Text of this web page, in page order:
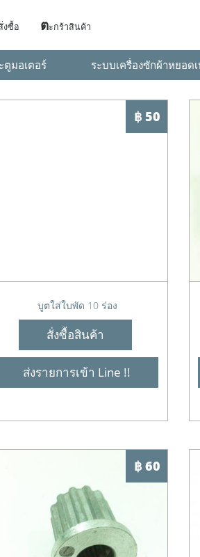
งซื้อ ตะกร้าสินค้า
ตูมอเตอร์ ระบบเครื่องซักผ้าหยอด
฿ 50
บูตใส่ใบพัด 10 ร่อง
สั่งซื้อสินค้า
ส่งรายการเข้า Line !!
฿ 60